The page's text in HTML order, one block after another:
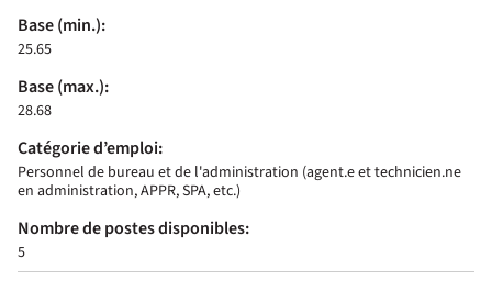
Base (min.):
25.65
Base (max.):
28.68
Catégorie d’emploi:
Personnel de bureau et de l'administration (agent.e et technicien.ne
en administration, APPR, SPA, etc.)
Nombre de postes disponibles:
5